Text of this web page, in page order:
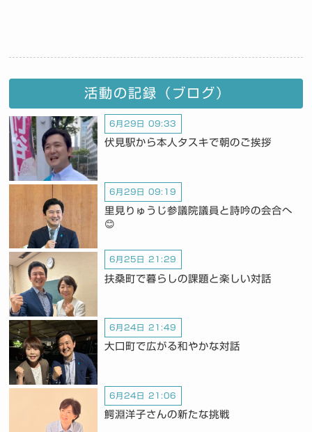
活動の記録（ブログ）
6月29日 09:33
伏見駅から本人タスキで朝のご挨拶
6月29日 09:19
里見りゅうじ参議院議員と詩吟の会合へ
😊
6月25日 21:29
扶桑町で暮らしの課題と楽しい対話
6月24日 21:49
大口町で広がる和やかな対話
6月24日 21:06
鰐淵洋子さんの新たな挑戦